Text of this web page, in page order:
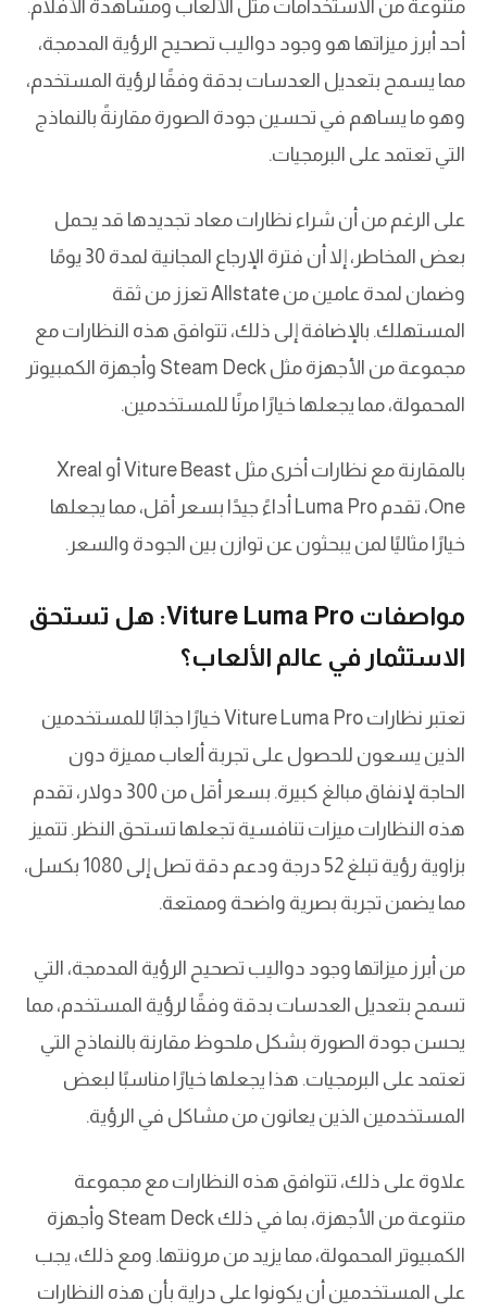
متنوعة من الاستخدامات مثل الألعاب ومشاهدة الأفلام.
أحد أبرز ميزاتها هو وجود دواليب تصحيح الرؤية المدمجة،
مما يسمح بتعديل العدسات بدقة وفقًا لرؤية المستخدم،
وهو ما يساهم في تحسين جودة الصورة مقارنةً بالنماذج
التي تعتمد على البرمجيات.
على الرغم من أن شراء نظارات معاد تجديدها قد يحمل
بعض المخاطر، إلا أن فترة الإرجاع المجانية لمدة 30 يومًا
وضمان لمدة عامين من Allstate تعزز من ثقة
المستهلك. بالإضافة إلى ذلك، تتوافق هذه النظارات مع
مجموعة من الأجهزة مثل Steam Deck وأجهزة الكمبيوتر
المحمولة، مما يجعلها خيارًا مرنًا للمستخدمين.
بالمقارنة مع نظارات أخرى مثل Viture Beast أو Xreal
One، تقدم Luma Pro أداءً جيدًا بسعر أقل، مما يجعلها
خيارًا مثاليًا لمن يبحثون عن توازن بين الجودة والسعر.
مواصفات Viture Luma Pro: هل تستحق
الاستثمار في عالم الألعاب؟
تعتبر نظارات Viture Luma Pro خيارًا جذابًا للمستخدمين
الذين يسعون للحصول على تجربة ألعاب مميزة دون
الحاجة لإنفاق مبالغ كبيرة. بسعر أقل من 300 دولار، تقدم
هذه النظارات ميزات تنافسية تجعلها تستحق النظر. تتميز
بزاوية رؤية تبلغ 52 درجة ودعم دقة تصل إلى 1080 بكسل،
مما يضمن تجربة بصرية واضحة وممتعة.
من أبرز ميزاتها وجود دواليب تصحيح الرؤية المدمجة، التي
تسمح بتعديل العدسات بدقة وفقًا لرؤية المستخدم، مما
يحسن جودة الصورة بشكل ملحوظ مقارنة بالنماذج التي
تعتمد على البرمجيات. هذا يجعلها خيارًا مناسبًا لبعض
المستخدمين الذين يعانون من مشاكل في الرؤية.
علاوة على ذلك، تتوافق هذه النظارات مع مجموعة
متنوعة من الأجهزة، بما في ذلك Steam Deck وأجهزة
الكمبيوتر المحمولة، مما يزيد من مرونتها. ومع ذلك، يجب
على المستخدمين أن يكونوا على دراية بأن هذه النظارات